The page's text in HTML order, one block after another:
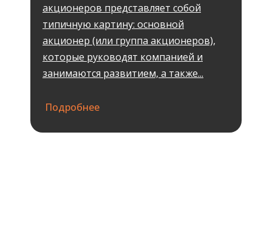
акционеров представляет собой
типичную картину: основной
акционер (или группа акционеров),
которые руководят компанией и
занимаются развитием, а также...
Подробнее